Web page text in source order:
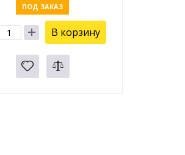
ПОД ЗАКАЗ
В корзину